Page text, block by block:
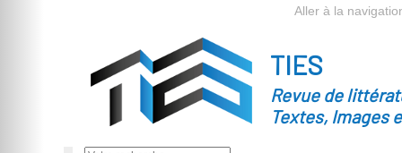
Aller à la
TIES
Revue de
Textes, Images